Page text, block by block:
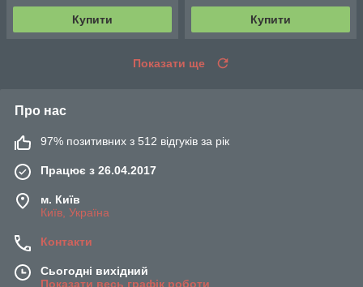
Купити Купити
Показати ще
Про нас
97% позитивних з 512 відгуків за рік
Працює з 26.04.2017
м. Київ
Київ, Україна
Контакти
Сьогодні вихідний
Показати весь графік роботи